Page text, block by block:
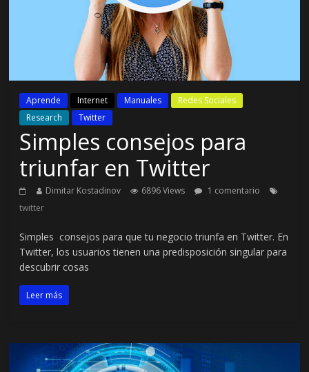
Aprende Internet Manuales
Redes Sociales
Research
Twitter
Simples consejos para
triunfar en Twitter
Dimitar Kostadinov 6896 Views
1 comentario
twitter
Simples consejos para que tu negocio triunfa en Twitter. En
Twitter, los usuarios tienen una predisposición singular para
descubrir cosas
Leer más